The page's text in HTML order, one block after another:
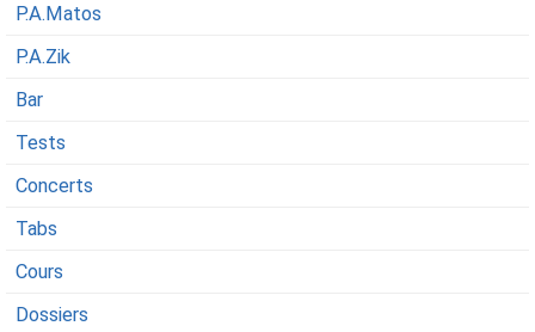
P.A.Matos
P.A.Zik
Bar
Tests
Concerts
Tabs
Cours
Dossiers